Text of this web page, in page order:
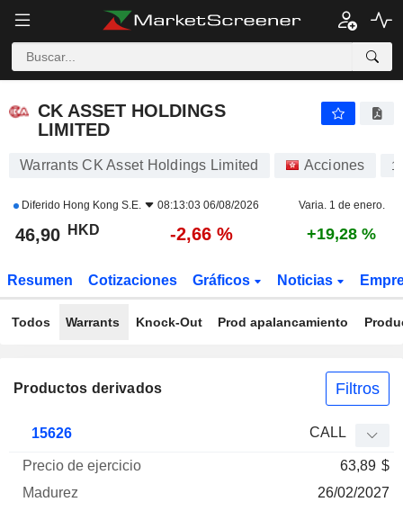
CK ASSET HOLDINGS
LIMITED
Warrants CK Asset Holdings Limited Acciones
Diferido Hong Kong S.E. 08:13:03 06/08/2026 Varia. 1 de enero.
46,90 HKD -2,66 % +19,28 %
Resumen Cotizaciones Gráficos Noticias
Todos Warrants Knock-Out Prod apalancamiento
Productos derivados Filtros
Mnemo Tipo
ejercicio
Delta
15626 CALL
63,89 $
26/02/2027